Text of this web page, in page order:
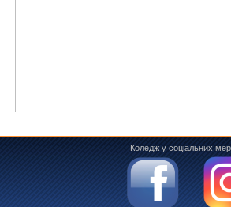
Коледж у соціальних